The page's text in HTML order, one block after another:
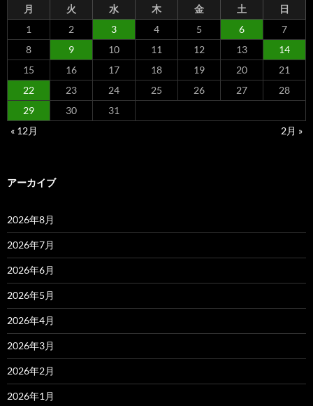
月 火 水 木 金 土
日
1
2 3 4 5 6
7
8
9 10 11 12 13
14
15
16 17 18 19 20
21
22
23 24 25 26 27
28
29
30
31
« 12月
2月 »
アーカイブ
2026年8月
2026年7月
2026年6月
2026年5月
2026年4月
2026年3月
2026年2月
2026年1月